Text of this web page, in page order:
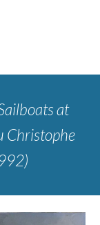
at
Christophe